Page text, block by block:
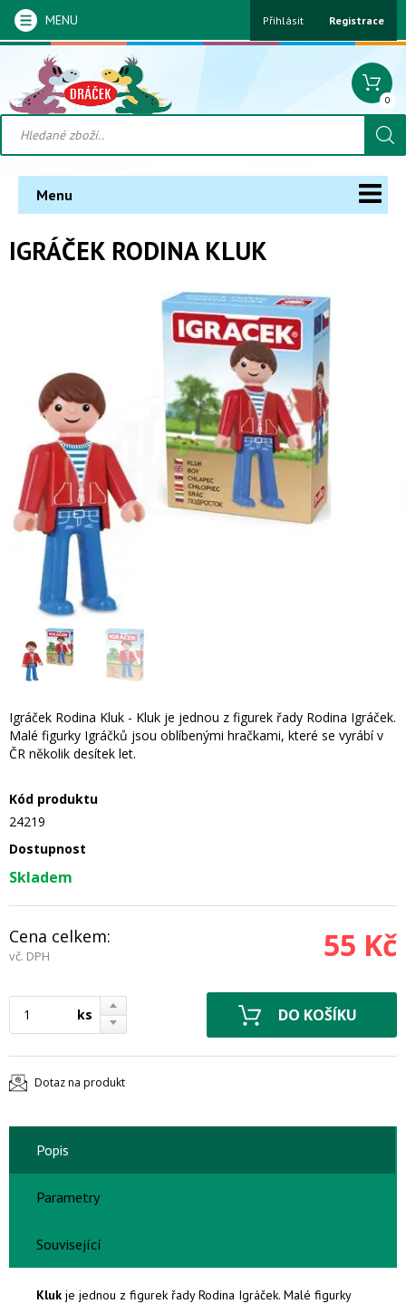
MENU Přihlásit Registrace
0
Menu
IGRÁČEK RODINA KLUK
Igráček Rodina Kluk - Kluk je jednou z figurek řady Rodina Igráček.
Malé figurky Igráčků jsou oblíbenými hračkami, které se vyrábí v
ČR několik desítek let.
Kód produktu
24219
Dostupnost
Skladem
Cena celkem:
vč. DPH 55 Kč
ks
Dotaz na produkt
Popis
Parametry
Související
Kluk je jednou z figurek řady Rodina Igráček. Malé figurky